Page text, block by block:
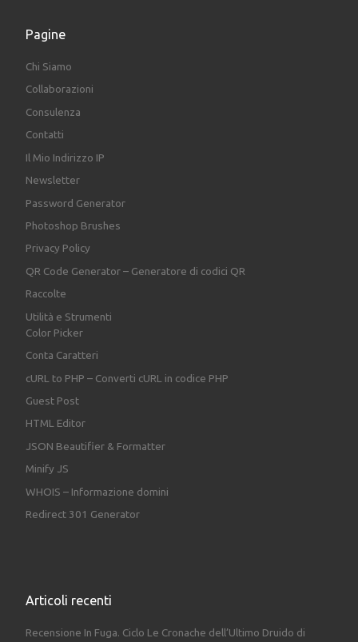
Pagine
Chi Siamo
Collaborazioni
Consulenza
Contatti
Il Mio Indirizzo IP
Newsletter
Password Generator
Photoshop Brushes
Privacy Policy
QR Code Generator – Generatore di codici QR
Raccolte
Utilità e Strumenti
Color Picker
Conta Caratteri
cURL to PHP – Converti cURL in codice PHP
Guest Post
HTML Editor
JSON Beautifier & Formatter
Minify JS
WHOIS – Informazione domini
Redirect 301 Generator
Articoli recenti
Recensione In Fuga. Ciclo Le Cronache dell’Ultimo Druido di